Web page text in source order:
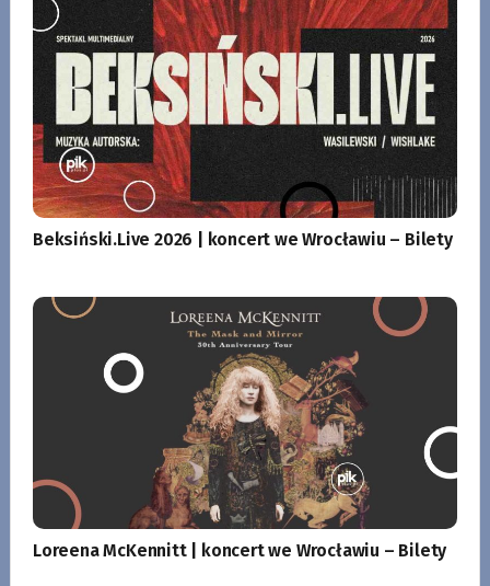
Beksiński.Live 2026 | koncert we Wrocławiu – Bilety
Loreena McKennitt | koncert we Wrocławiu – Bilety